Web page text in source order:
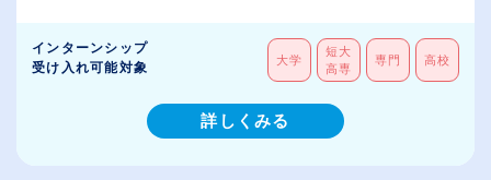
インターンシップ
受け入れ可能対象
大学
短大
高専
専門 高校
詳しくみる